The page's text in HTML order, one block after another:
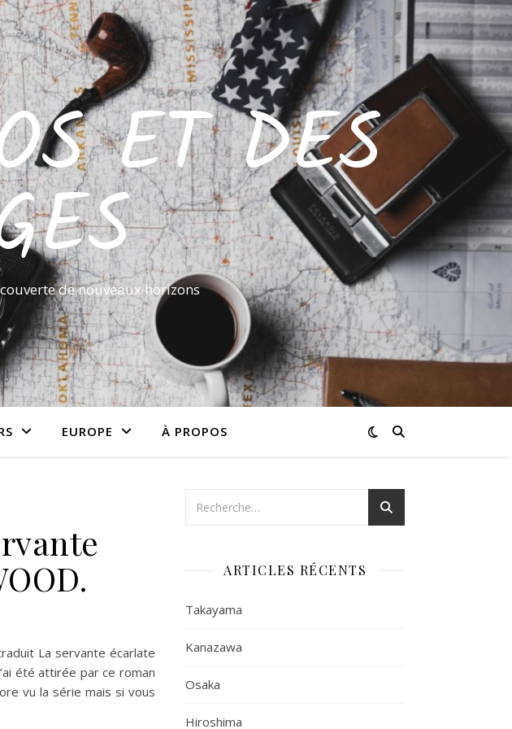
ET DES
de nouveaux horizons
EUROPE À PROPOS
La servante écarlate
été attirée par ce roman
vu la série mais si vous
ARTICLES RÉCENTS
Takayama
Kanazawa
Osaka
Hiroshima